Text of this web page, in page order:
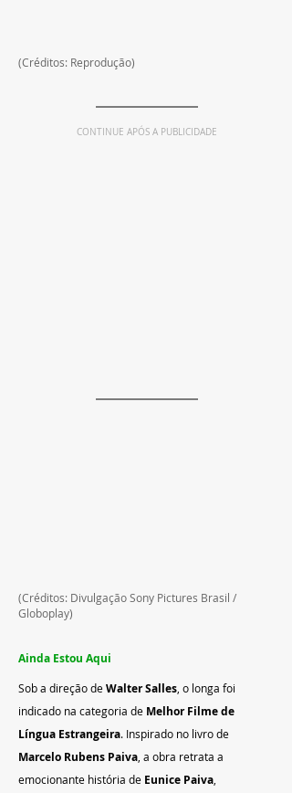
(Créditos: Reprodução)
CONTINUE APÓS A PUBLICIDADE
(Créditos: Divulgação Sony Pictures Brasil /
Globoplay)
Ainda Estou Aqui
Sob a direção de Walter Salles , o longa foi
indicado na categoria de Melhor Filme de
Língua Estrangeira. Inspirado no livro de
Marcelo Rubens Paiva , a obra retrata a
emocionante história de Eunice Paiva